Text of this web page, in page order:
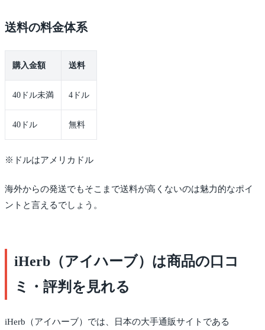
送料の料金体系
購入金額 送料
40ドル未満 4ドル
40ドル 無料
※ドルはアメリカドル
海外からの発送でもそこまで送料が高くないのは魅力的なポイ
ントと言えるでしょう。
iHerb（アイハーブ）は商品の口コ
ミ・評判を見れる
iHerb（アイハーブ）では、日本の大手通販サイトである